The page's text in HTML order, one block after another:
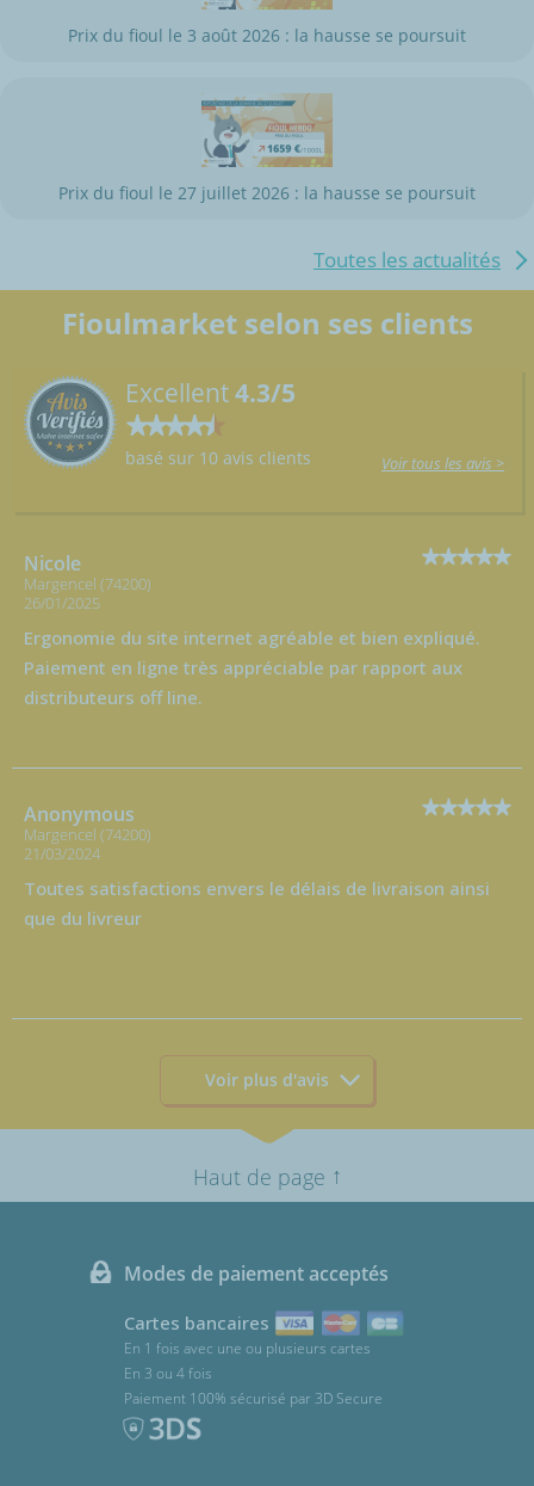
Prix du fioul le 3 août 2026 : la hausse se poursuit
Prix du fioul le 27 juillet 2026 : la hausse se poursuit
Toutes les actualités
Fioulmarket selon ses clients
Excellent4.3/5
basé sur 10 avis clients Voir tous les avis >
Nicole
Margencel (74200)
26/01/2025
Ergonomie du site internet agréable et bien expliqué.
Paiement en ligne très appréciable par rapport aux
distributeurs off line.
Anonymous
Margencel (74200)
21/03/2024
Toutes satisfactions envers le délais de livraison ainsi
que du livreur
Voir plus d'avis
Haut de page ↑
Modes de paiement acceptés
Cartes bancaires
En 1 fois avec une ou plusieurs cartes
En 3 ou 4 fois
Paiement 100% sécurisé par 3D Secure